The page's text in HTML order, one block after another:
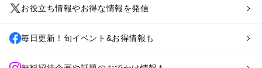
お役立ち情報やお得な情報を発信
毎日更新！旬イベント&お得情報も